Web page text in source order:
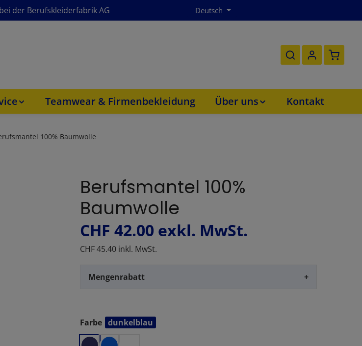
der Berufskleiderfabrik AG Deutsch
Teamwear & Firmenbekleidung Über uns Kontakt
100% Baumwolle
Berufsmantel 100%
Baumwolle
CHF 42.00 exkl. MwSt.
CHF 45.40 inkl. MwSt.
Mengenrabatt +
Farbe
auswählendunkelblau